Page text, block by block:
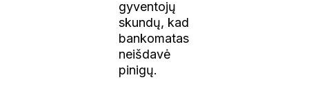
gyventojų
skundų, kad
bankomatas
neišdavė
pinigų.